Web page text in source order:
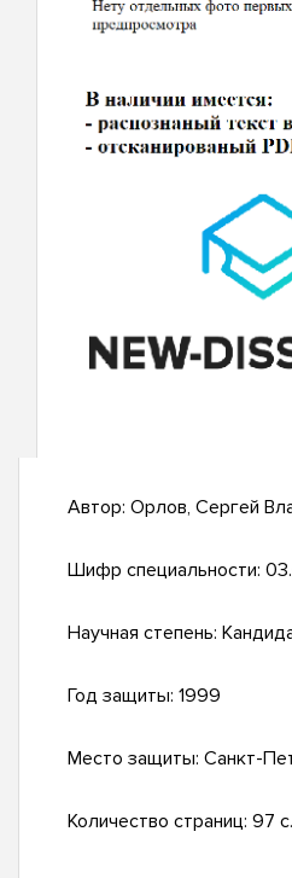
Автор: Орлов, Сергей
Шифр специальности:
Научная степень:
Год защиты: 1999
Место защиты: Санкт-
Количество страниц: 97 с.